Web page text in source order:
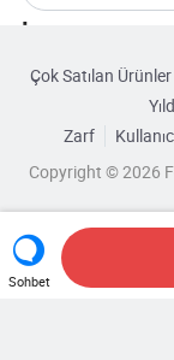
Direksiyon
Yeni Otomatik
Oto Yedek
Kategorilere
Çok Satılan Ürünler
Zarf
Copyright © 2026
Sohbet